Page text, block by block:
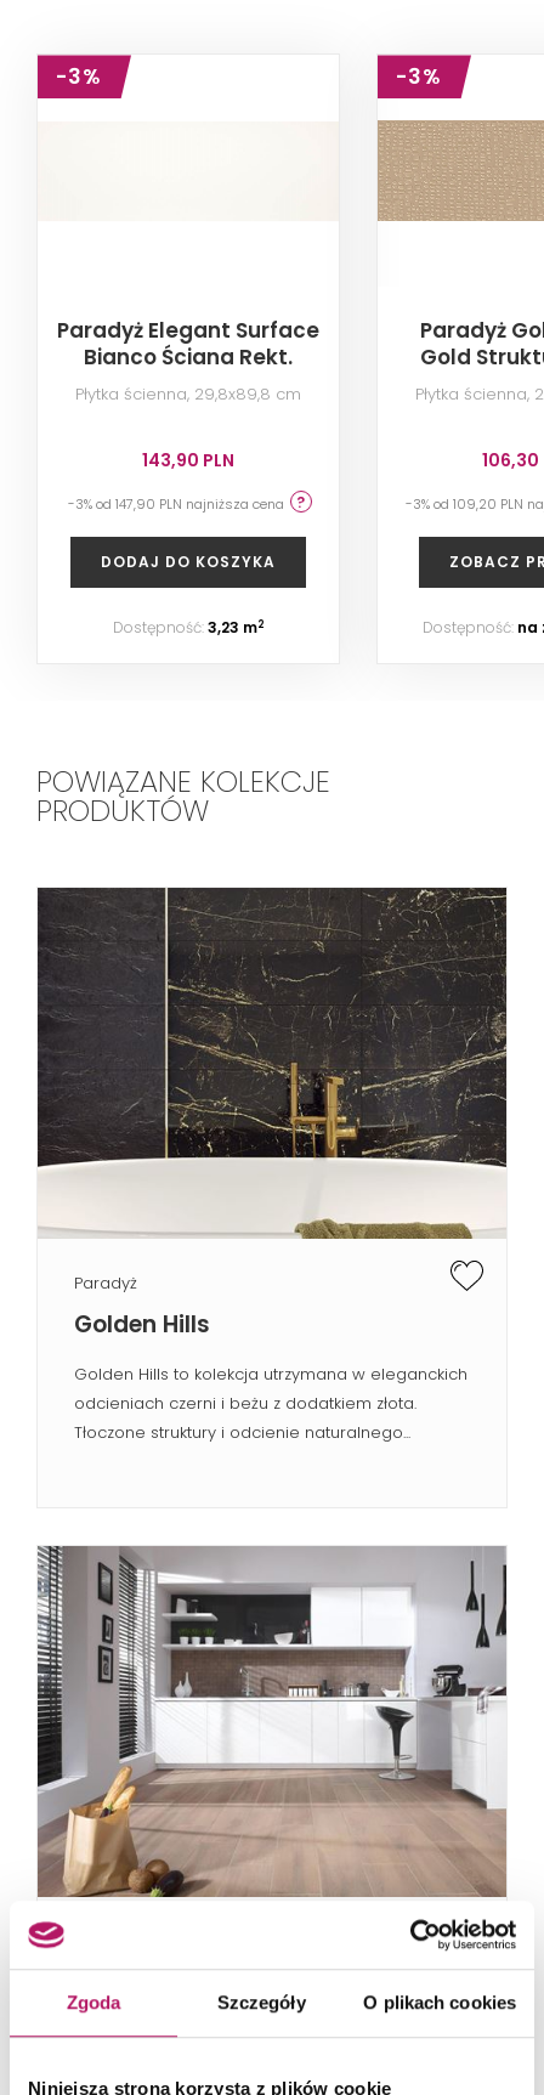
Zgoda Szczegóły O plikach cookies
Niniejsza strona korzysta z plików cookie
-3%
Paradyż Elegant Surface
Bianco Ściana Rekt.
Płytka ścienna, 29,8x89,8 cm
143,90 PLN
-3% od 147,90 PLN najniższa cena
DODAJ DO KOSZYKA
Dostępność:3,23 m2
-3%
Paradyż
Gold
Płytka ścienna,
106,30
-3% od 109,20 PLN
ZOBACZ
Dostępność: na
POWIĄZANE KOLEKCJE
PRODUKTÓW
Paradyż
Golden Hills
Golden Hills to kolekcja utrzymana w eleganckich
odcieniach czerni i beżu z dodatkiem złota.
Tłoczone struktury i odcienie naturalnego...
W kolekcji Pago znajdziemy nowoczesne płytki
delikatna struktura...